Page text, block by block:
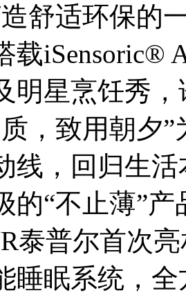
舒适环保的
载iSensoric®
明星烹饪秀
，致用朝夕
线，回归生
的“不止薄”
泰普尔首次
睡眠系统，